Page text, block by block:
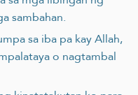
sambahan.
sa iba pa kay Allah,
o nagtambal